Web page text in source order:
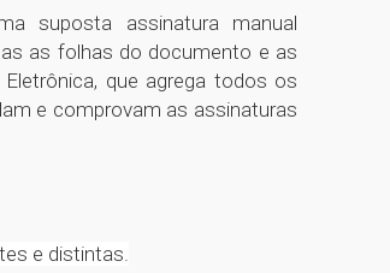
suposta assinatura manual
as folhas do documento e as
que agrega todos os
e comprovam as assinaturas
e distintas.